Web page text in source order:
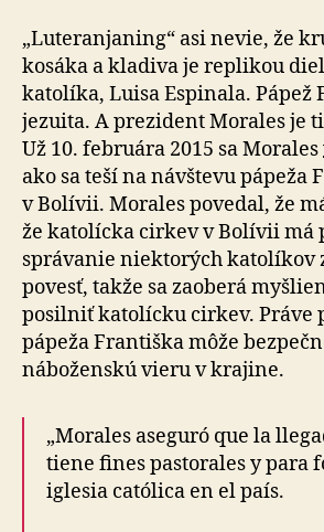
„Luteranjaning“ asi nevie, že
kosáka a kladiva je replikou
katolíka, Luisa Espinala. Pápež
jezuita. A prezident Morales je
Už 10. februára 2015 sa Morales
ako sa teší na návštevu pápeža
v Bolívii. Morales povedal, že
že katolícka cirkev v Bolívii má
správanie niektorých katolíkov
povesť, takže sa zaoberá
posilniť katolícku cirkev. Práve
pápeža Františka môže
náboženskú vieru v krajine.
„Morales aseguró que la
tiene fines pastorales y para
iglesia católica en el país.